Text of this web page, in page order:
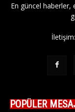
En güncel haberler,
İletişim:
POPÜLER